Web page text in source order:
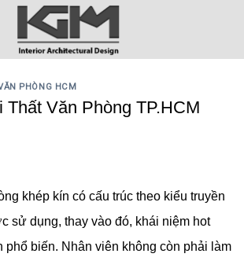
PHÒNG HCM
Thất Văn Phòng TP.HCM
khép kín có cấu trúc theo kiểu truyền
sử dụng, thay vào đó, khái niệm hot
phổ biến. Nhân viên không còn phải làm